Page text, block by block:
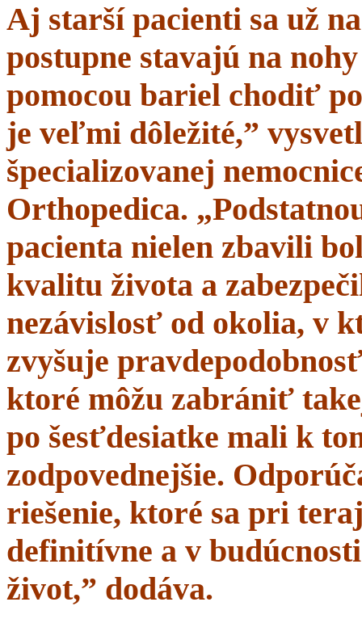
Aj starší pacienti sa už
postupne stavajú na
pomocou bariel chodiť
je veľmi dôležité,”
špecializovanej
Orthopedica.
pacienta nielen zbavili
kvalitu života a
nezávislosť od okolia, v
zvyšuje
ktoré môžu zabrániť
po šesťdesiatke mali k
zodpovednejšie.
riešenie, ktoré sa pri
definitívne a v
život,” dodáva.